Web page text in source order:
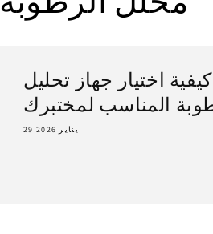
كيفية اختيار جهاز تحليل
29 يناير 2026